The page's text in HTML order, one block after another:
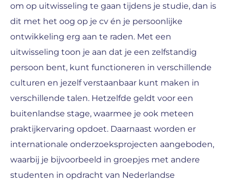
om op uitwisseling te gaan tijdens je studie, dan is
dit met het oog op je cv én je persoonlijke
ontwikkeling erg aan te raden. Met een
uitwisseling toon je aan dat je een zelfstandig
persoon bent, kunt functioneren in verschillende
culturen en jezelf verstaanbaar kunt maken in
verschillende talen. Hetzelfde geldt voor een
buitenlandse stage, waarmee je ook meteen
praktijkervaring opdoet. Daarnaast worden er
internationale onderzoeksprojecten aangeboden,
waarbij je bijvoorbeeld in groepjes met andere
studenten in opdracht van Nederlandse